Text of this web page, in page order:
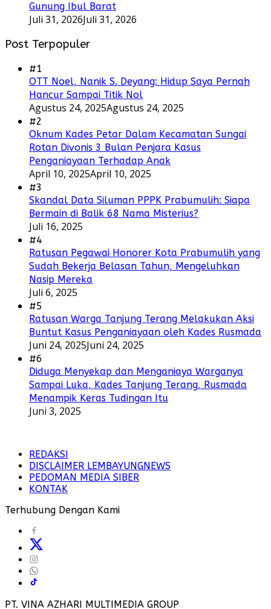
Gunung Ibul Barat
Juli 31, 2026Juli 31, 2026
Post Terpopuler
#1
OTT Noel, Nanik S. Deyang: Hidup Saya Pernah
Hancur Sampai Titik Nol
Agustus 24, 2025Agustus 24, 2025
#2
Oknum Kades Petar Dalam Kecamatan Sungai
Rotan Divonis 3 Bulan Penjara Kasus
Penganiayaan Terhadap Anak
April 10, 2025April 10, 2025
#3
Skandal Data Siluman PPPK Prabumulih: Siapa
Bermain di Balik 68 Nama Misterius?
Juli 16, 2025
#4
Ratusan Pegawai Honorer Kota Prabumulih yang
Sudah Bekerja Belasan Tahun, Mengeluhkan
Nasip Mereka
Juli 6, 2025
#5
Ratusan Warga Tanjung Terang Melakukan Aksi
Buntut Kasus Penganiayaan oleh Kades Rusmada
Juni 24, 2025Juni 24, 2025
#6
Diduga Menyekap dan Menganiaya Warganya
Sampai Luka, Kades Tanjung Terang, Rusmada
Menampik Keras Tudingan Itu
Juni 3, 2025
REDAKSI
DISCLAIMER LEMBAYUNGNEWS
PEDOMAN MEDIA SIBER
KONTAK
Terhubung Dengan Kami
PT. VINA AZHARI MULTIMEDIA GROUP